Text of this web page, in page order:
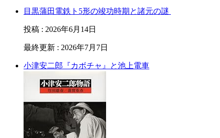
目黒蒲田電鉄ト5形の竣功時期と諸元の謎
投稿 : 2026年6月14日
最終更新 : 2026年7月7日
小津安二郎『カボチャ』と池上電車